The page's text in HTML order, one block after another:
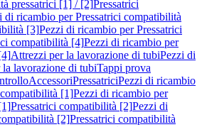
pressatrici [1] / [2]Pressatrici
di ricambio per Pressatrici compatibilità
[3]Pezzi di ricambio per Pressatrici
compatibilità [4]Pezzi di ricambio per
Attrezzi per la lavorazione di tubiPezzi di
lavorazione di tubiTappi prova
AccessoriPressatriciPezzi di ricambio
[1]Pezzi di ricambio per
Pressatrici compatibilità [2]Pezzi di
[2]Pressatrici compatibilità